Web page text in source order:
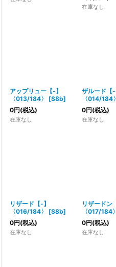
在庫なし
アップリュー【-】
〈013/184〉
[S8b]
0円(税込)
在庫なし
ザルード【-
〈014/184〉
0円(税込)
在庫なし
リザード【-】
〈016/184〉
[S8b]
0円(税込)
在庫なし
リザードン
〈017/184〉
0円(税込)
在庫なし